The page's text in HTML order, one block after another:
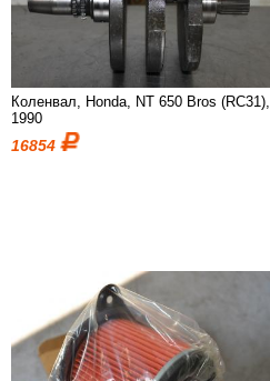
Коленвал, Honda, NT 650 Bros (RC31),
1990
16854